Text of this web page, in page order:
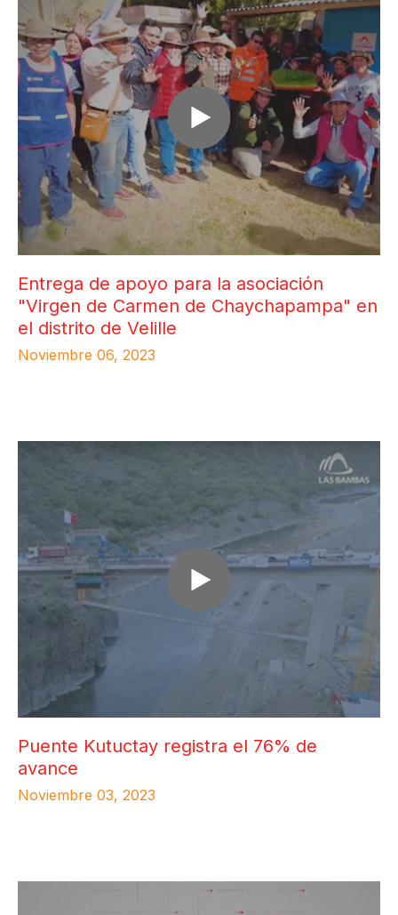
Entrega de apoyo para la asociación
"Virgen de Carmen de Chaychapampa" en
el distrito de Velille
Noviembre 06, 2023
Puente Kutuctay registra el 76% de
avance
Noviembre 03, 2023